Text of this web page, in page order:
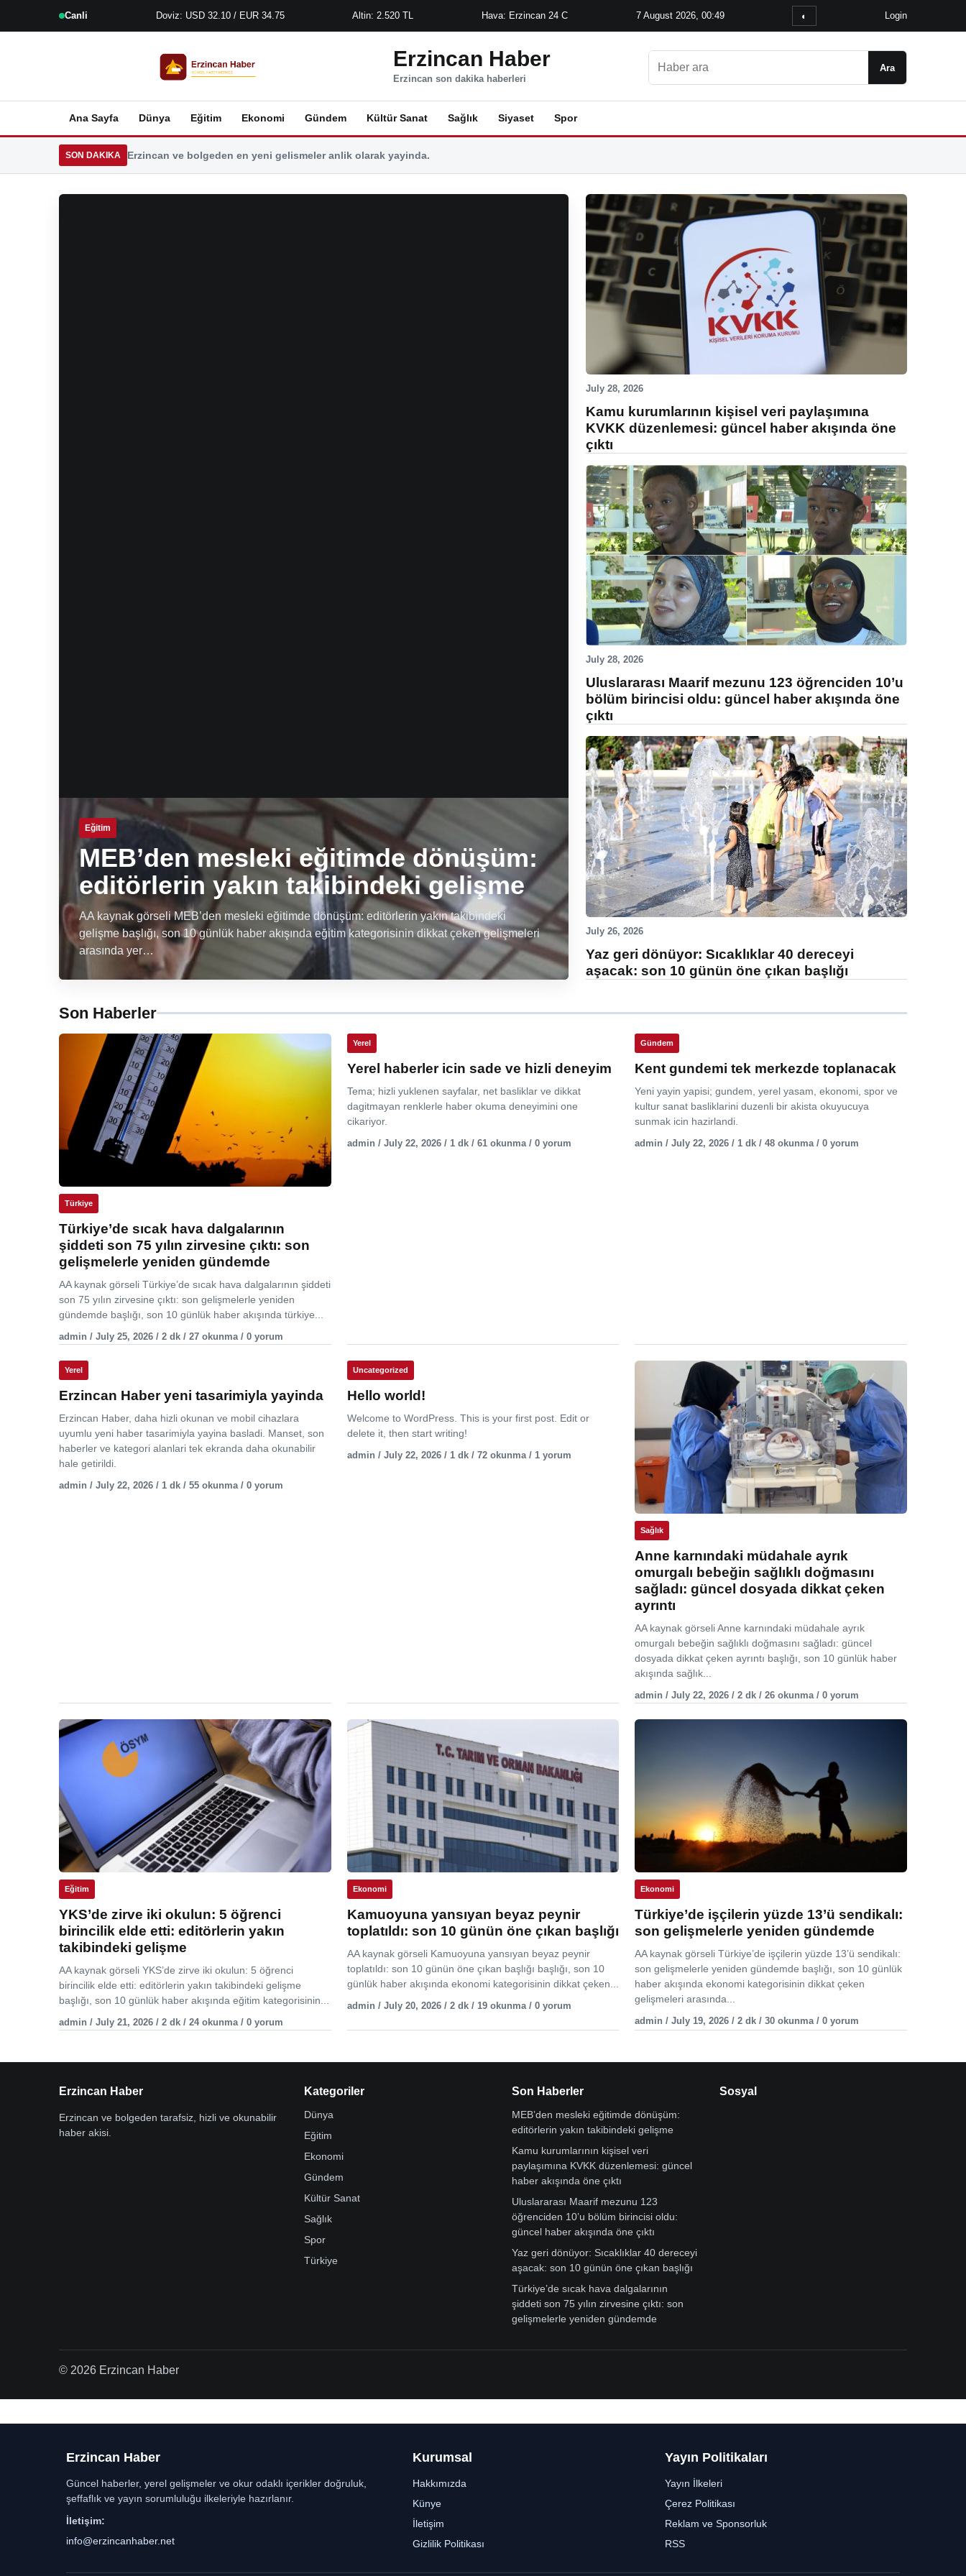
Canli Doviz: USD 32.10 / EUR 34.75 Altin: 2.520 TL Hava: Erzincan 24 C 7 August 2026, 00:49 ◐ Login
Erzincan Haber
Erzincan son dakika haberleri
Ara
Ana Sayfa Dünya Eğitim Ekonomi Gündem Kültür Sanat Sağlık Siyaset Spor
SON DAKIKA Erzincan ve bolgeden en yeni gelismeler anlik olarak yayinda.
Eğitim
MEB’den mesleki eğitimde dönüşüm:
editörlerin yakın takibindeki gelişme
AA kaynak görseli MEB’den mesleki eğitimde dönüşüm: editörlerin yakın takibindeki
gelişme başlığı, son 10 günlük haber akışında eğitim kategorisinin dikkat çeken gelişmeleri
arasında yer…
July 28, 2026
Kamu kurumlarının kişisel veri paylaşımına
KVKK düzenlemesi: güncel haber akışında öne
çıktı
July 28, 2026
Uluslararası Maarif mezunu 123 öğrenciden 10’u
bölüm birincisi oldu: güncel haber akışında öne
çıktı
July 26, 2026
Yaz geri dönüyor: Sıcaklıklar 40 dereceyi
aşacak: son 10 günün öne çıkan başlığı
Son Haberler
Türkiye
Türkiye’de sıcak hava dalgalarının
şiddeti son 75 yılın zirvesine çıktı: son
gelişmelerle yeniden gündemde
AA kaynak görseli Türkiye’de sıcak hava dalgalarının şiddeti
son 75 yılın zirvesine çıktı: son gelişmelerle yeniden
gündemde başlığı, son 10 günlük haber akışında türkiye...
admin / July 25, 2026 / 2 dk / 27 okunma / 0 yorum
Yerel
Yerel haberler icin sade ve hizli deneyim
Tema; hizli yuklenen sayfalar, net basliklar ve dikkat
dagitmayan renklerle haber okuma deneyimini one
cikariyor.
admin / July 22, 2026 / 1 dk / 61 okunma / 0 yorum
Gündem
Kent gundemi tek merkezde toplanacak
Yeni yayin yapisi; gundem, yerel yasam, ekonomi, spor ve
kultur sanat basliklarini duzenli bir akista okuyucuya
sunmak icin hazirlandi.
admin / July 22, 2026 / 1 dk / 48 okunma / 0 yorum
Yerel
Erzincan Haber yeni tasarimiyla yayinda
Erzincan Haber, daha hizli okunan ve mobil cihazlara
uyumlu yeni haber tasarimiyla yayina basladi. Manset, son
haberler ve kategori alanlari tek ekranda daha okunabilir
hale getirildi.
admin / July 22, 2026 / 1 dk / 55 okunma / 0 yorum
Uncategorized
Hello world!
Welcome to WordPress. This is your first post. Edit or
delete it, then start writing!
admin / July 22, 2026 / 1 dk / 72 okunma / 1 yorum
Sağlık
Anne karnındaki müdahale ayrık
omurgalı bebeğin sağlıklı doğmasını
sağladı: güncel dosyada dikkat çeken
ayrıntı
AA kaynak görseli Anne karnındaki müdahale ayrık
omurgalı bebeğin sağlıklı doğmasını sağladı: güncel
dosyada dikkat çeken ayrıntı başlığı, son 10 günlük haber
akışında sağlık...
admin / July 22, 2026 / 2 dk / 26 okunma / 0 yorum
Eğitim
YKS’de zirve iki okulun: 5 öğrenci
birincilik elde etti: editörlerin yakın
takibindeki gelişme
AA kaynak görseli YKS’de zirve iki okulun: 5 öğrenci
birincilik elde etti: editörlerin yakın takibindeki gelişme
başlığı, son 10 günlük haber akışında eğitim kategorisinin...
admin / July 21, 2026 / 2 dk / 24 okunma / 0 yorum
Ekonomi
Kamuoyuna yansıyan beyaz peynir
toplatıldı: son 10 günün öne çıkan başlığı
AA kaynak görseli Kamuoyuna yansıyan beyaz peynir
toplatıldı: son 10 günün öne çıkan başlığı başlığı, son 10
günlük haber akışında ekonomi kategorisinin dikkat çeken...
admin / July 20, 2026 / 2 dk / 19 okunma / 0 yorum
Ekonomi
Türkiye’de işçilerin yüzde 13’ü sendikalı:
son gelişmelerle yeniden gündemde
AA kaynak görseli Türkiye’de işçilerin yüzde 13’ü sendikalı:
son gelişmelerle yeniden gündemde başlığı, son 10 günlük
haber akışında ekonomi kategorisinin dikkat çeken
gelişmeleri arasında...
admin / July 19, 2026 / 2 dk / 30 okunma / 0 yorum
Erzincan Haber
Erzincan ve bolgeden tarafsiz, hizli ve okunabilir
haber akisi.
Kategoriler
Dünya
Eğitim
Ekonomi
Gündem
Kültür Sanat
Sağlık
Spor
Türkiye
Son Haberler
MEB’den mesleki eğitimde dönüşüm:
editörlerin yakın takibindeki gelişme
Kamu kurumlarının kişisel veri
paylaşımına KVKK düzenlemesi: güncel
haber akışında öne çıktı
Uluslararası Maarif mezunu 123
öğrenciden 10’u bölüm birincisi oldu:
güncel haber akışında öne çıktı
Yaz geri dönüyor: Sıcaklıklar 40 dereceyi
aşacak: son 10 günün öne çıkan başlığı
Türkiye’de sıcak hava dalgalarının
şiddeti son 75 yılın zirvesine çıktı: son
gelişmelerle yeniden gündemde
Sosyal
© 2026 Erzincan Haber
Erzincan Haber
Güncel haberler, yerel gelişmeler ve okur odaklı içerikler doğruluk,
şeffaflık ve yayın sorumluluğu ilkeleriyle hazırlanır.
İletişim:
info@erzincanhaber.net
Kurumsal
Hakkımızda
Künye
İletişim
Gizlilik Politikası
Yayın Politikaları
Yayın İlkeleri
Çerez Politikası
Reklam ve Sponsorluk
RSS